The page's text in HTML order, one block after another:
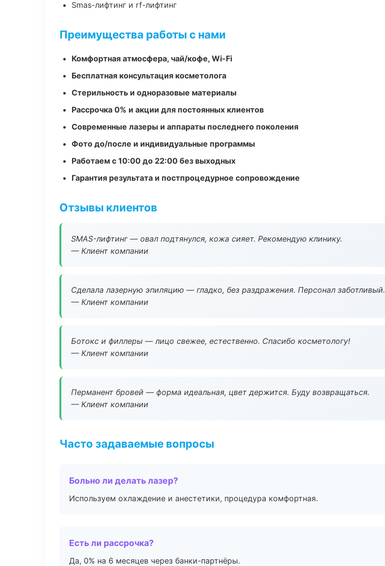
Smas-лифтинг и rf-лифтинг
Преимущества работы с нами
Комфортная атмосфера, чай/кофе, Wi-Fi
Бесплатная консультация косметолога
Стерильность и одноразовые материалы
Рассрочка 0% и акции для постоянных клиентов
Современные лазеры и аппараты последнего поколения
Фото до/после и индивидуальные программы
Работаем с 10:00 до 22:00 без выходных
Гарантия результата и постпроцедурное сопровождение
Отзывы клиентов
SMAS-лифтинг — овал подтянулся, кожа сияет. Рекомендую клинику.
— Клиент компании
Сделала лазерную эпиляцию — гладко, без раздражения. Персонал заботливый.
— Клиент компании
Ботокс и филлеры — лицо свежее, естественно. Спасибо косметологу!
— Клиент компании
Перманент бровей — форма идеальная, цвет держится. Буду возвращаться.
— Клиент компании
Часто задаваемые вопросы
Больно ли делать лазер?
Используем охлаждение и анестетики, процедура комфортная.
Есть ли рассрочка?
Да, 0% на 6 месяцев через банки-партнёры.